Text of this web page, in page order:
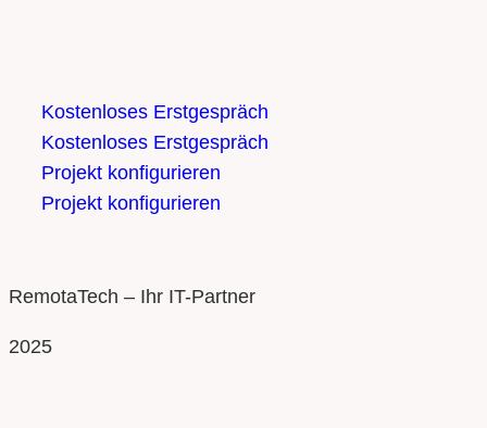
Kostenloses Erstgespräch
Kostenloses Erstgespräch
Projekt konfigurieren
Projekt konfigurieren
RemotaTech – Ihr IT-Partner
2025